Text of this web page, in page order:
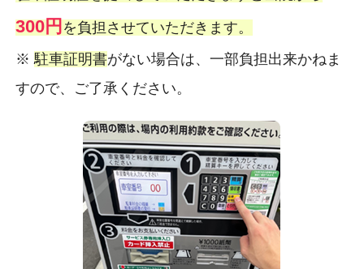
300円 を負担させていただきます。
※駐車証明書がない場合は、一部負担出来かねま
すので、ご了承ください。